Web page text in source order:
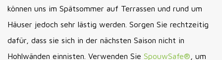
können uns im Spätsommer auf Terrassen und rund um
Häuser jedoch sehr lästig werden. Sorgen Sie rechtzeitig
dafür, dass sie sich in der nächsten Saison nicht in
Hohlwänden einnisten. Verwenden Sie SpouwSafe® , um